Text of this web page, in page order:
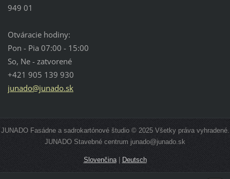
949 01
Otváracie hodiny:
Pon - Pia 07:00 - 15:00
So, Ne - zatvorené
+421 905 139 930
junado@junado.sk
JUNADO Fasádne a sadrokartónové študio © 2025 Všetky práva vyhradené.
JUNADO Stavebné centrum junado@junado.sk
Slovenčina| Deutsch